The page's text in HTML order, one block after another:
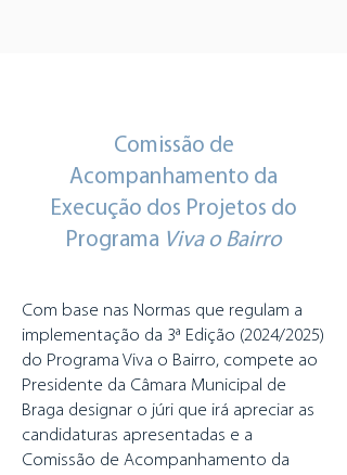
Comissão de
Acompanhamento da
Execução dos Projetos do
Programa Viva o Bairro
Com base nas Normas que regulam a
implementação da 3ª Edição (2024/2025)
do Programa Viva o Bairro, compete ao
Presidente da Câmara Municipal de
Braga designar o júri que irá apreciar as
candidaturas apresentadas e a
Comissão de Acompanhamento da